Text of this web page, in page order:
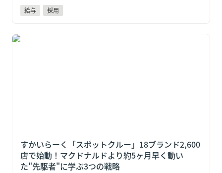
給与 採用
すかいらーく「スポットクルー」18ブランド2,600店で
すかいらーく「スポットクルー」18ブランド2,600
店で始動！マクドナルドより約5ヶ月早く動い
た"先駆者"に学ぶ3つの戦略